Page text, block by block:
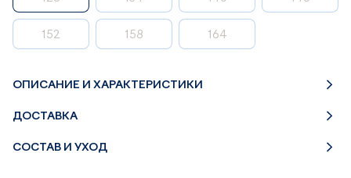
152 158 164
ОПИСАНИЕ И ХАРАКТЕРИСТИКИ
ДОСТАВКА
СОСТАВ И УХОД